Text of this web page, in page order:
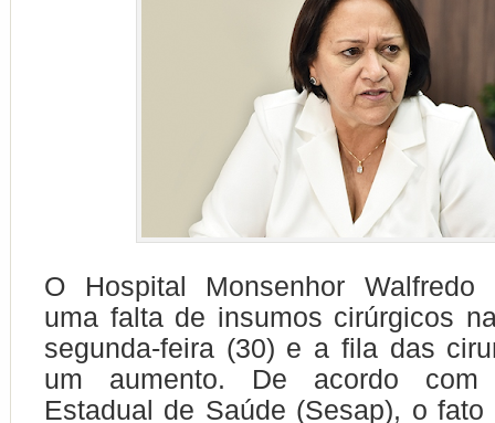
O Hospital Monsenhor Walfredo
uma falta de insumos cirúrgicos
segunda-feira (30) e a fila das
um aumento. De acordo com
Estadual de Saúde (Sesap), o fato